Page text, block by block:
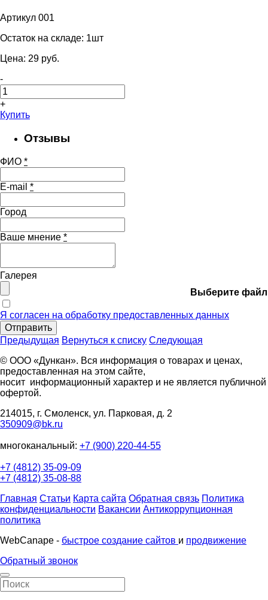
Артикул 001
Остаток на складе: 1шт
Цена: 29 pуб.
-
+
Купить
Отзывы
ФИО *
E-mail *
Город
Ваше мнение *
Галерея
Выберите файл
Я согласен на обработку предоставленных данных
Отправить
Предыдущая Вернуться к списку Следующая
© ООО «Дункан». Вся информация о товарах и ценах,
предоставленная на этом сайте,
носит информационный характер и не является публичной
офертой.
214015, г. Смоленск, ул. Парковая, д. 2
350909@bk.ru
многоканальный: +7 (900) 220-44-55
+7 (4812) 35-09-09
+7 (4812) 35-08-88
Главная Статьи Карта сайта Обратная связь Политика
конфиденциальности Вакансии Антикоррупционная
политика
WebCanape - быстрое создание сайтов и продвижение
Обратный звонок